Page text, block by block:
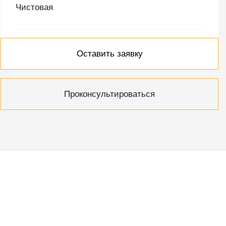
Чистовая
Оставить заявку
Проконсультироваться